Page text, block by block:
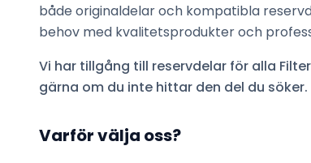
både originaldelar och kompatibla
behov med kvalitetsprodukter och
Vi har tillgång till reservdelar för alla
gärna om du inte hittar den del du söker.
Varför välja oss?